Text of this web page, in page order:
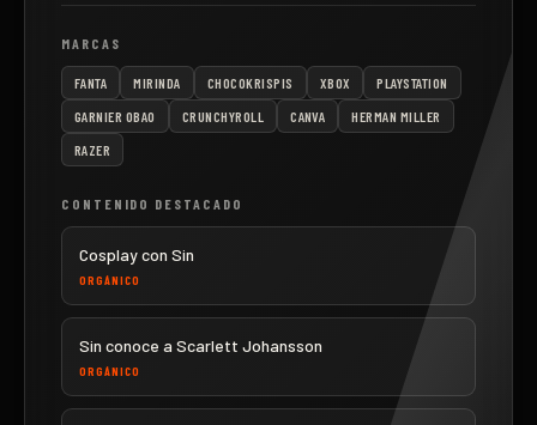
MARCAS
FANTA MIRINDA CHOCOKRISPIS XBOX
PLAYSTATION
GARNIER OBAO
CRUNCHYROLL CANVA
HERMAN MILLER
RAZER
CONTENIDO DESTACADO
Cosplay con Sin
ORGÁNICO
Sin conoce a Scarlett Johansson
ORGÁNICO